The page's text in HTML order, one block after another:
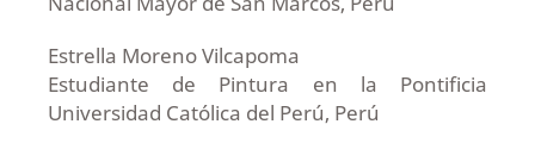
Estrella Moreno Vilcapoma
Estudiante de Pintura en la Pontificia
Universidad Católica del Perú, Perú